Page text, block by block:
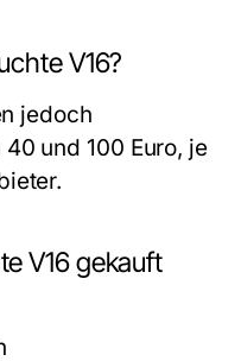
V16?
jedoch
und 100 Euro, je
V16 gekauft